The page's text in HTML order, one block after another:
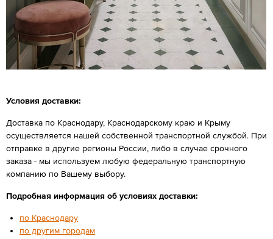
Условия доставки:
Доставка по Краснодару, Краснодарскому краю и Крыму
осуществляется нашей собственной транспортной службой. При
отправке в другие регионы России, либо в случае срочного
заказа - мы используем любую федеральную транспортную
компанию по Вашему выбору.
Подробная информация об условиях доставки:
по Краснодару
по другим городам